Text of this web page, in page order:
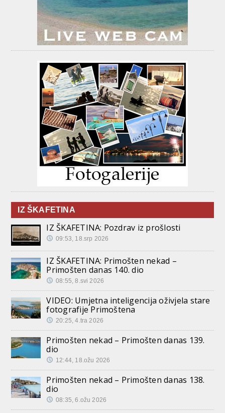
IZ ŠKAFETINA
IZ ŠKAFETINA: Pozdrav iz prošlosti
09:53, 18.srp 2026
IZ ŠKAFETINA: Primošten nekad –
Primošten danas 140. dio
08:55, 8.svi 2026
VIDEO: Umjetna inteligencija oživjela stare
fotografije Primoštena
20:25, 4.tra 2026
Primošten nekad – Primošten danas 139.
dio
12:44, 18.ožu 2026
Primošten nekad – Primošten danas 138.
dio
08:35, 6.ožu 2026